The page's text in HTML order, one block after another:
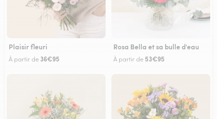
Plaisir fleuri
À partir de 36€95
Rosa Bella et sa bulle d'eau
À partir de 53€95